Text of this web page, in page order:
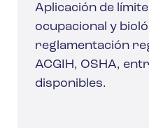
Aplicación de
ocupacional y
reglamentación
ACGIH, OSHA,
disponibles.